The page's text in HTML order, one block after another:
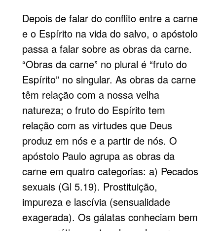
Depois de falar do conflito entre a carne
e o Espírito na vida do salvo, o apóstolo
passa a falar sobre as obras da carne.
“Obras da carne” no plural é “fruto do
Espírito” no singular. As obras da carne
têm relação com a nossa velha
natureza; o fruto do Espírito tem
relação com as virtudes que Deus
produz em nós e a partir de nós. O
apóstolo Paulo agrupa as obras da
carne em quatro categorias: a) Pecados
sexuais (Gl 5.19). Prostituição,
impureza e lascívia (sensualidade
exagerada). Os gálatas conheciam bem